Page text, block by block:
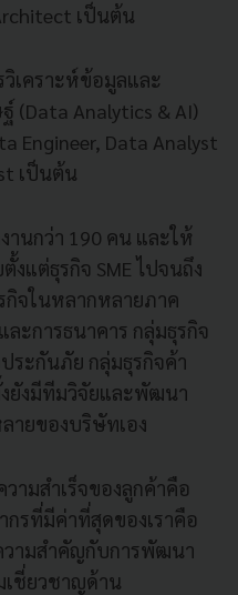
เป็นต้น
เคราะห์ข้อมูลและ
(Data Analytics & AI)
Engineer, Data Analyst
เป็นต้น
านกว่า 190 คน และให้
แต่ธุรกิจ SME ไปจนถึง
จในหลากหลายภาค
ะการธนาคาร กลุ่มธุรกิจ
ระกันภัย กลุ่มธุรกิจค้า
ยังมีทีมวิจัยและพัฒนา
ายของบริษัทเอง
ามสำเร็จของลูกค้าคือ
กรที่มีค่าที่สุดของเราคือ
วามสำคัญกับการพัฒนา
เชี่ยวชาญด้าน